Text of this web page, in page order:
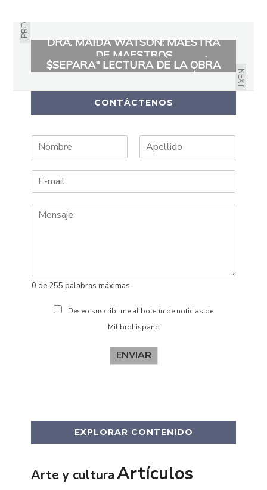
PREVIOUS
DRA. MAIDA WATSON: MAESTRA
DE MAESTROS
NEXT
ARTSPOKEN 08/21/16: NO SE
PIERDA "EL DÓLAR QUE NO$
$SEPARA" LECTURA DE LA OBRA
DE TEATRO DE JORGE ANCÍZAR
MEJÍA
CONTÁCTENOS
o
b
p
l
0 de 255 palabras máximas.
Deseo suscribirme al boletín de noticias de
Milibrohispano
ENVIAR
EXPLORAR CONTENIDO
Arte y culturaArtículos